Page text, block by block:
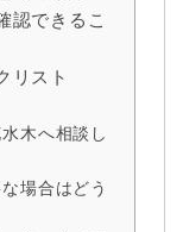
認できるこ
リスト
木へ相談し
場合はどう